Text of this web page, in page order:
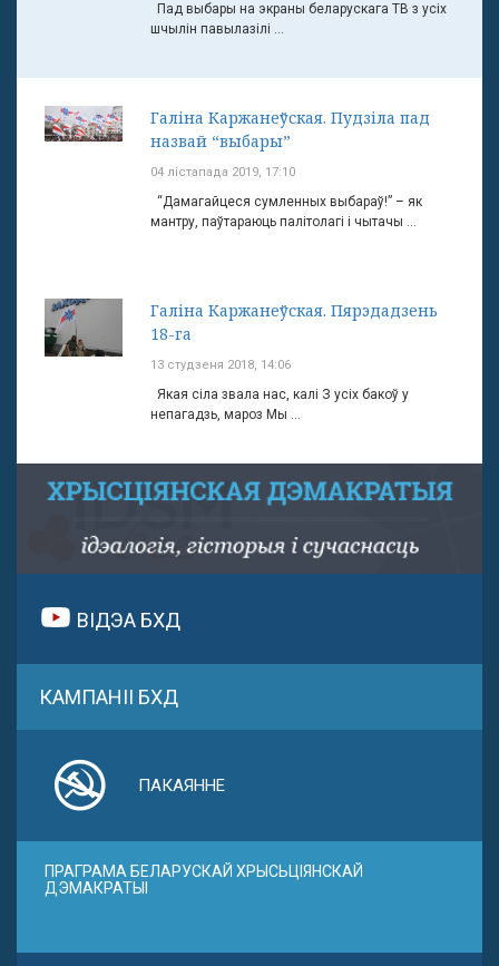
Пад выбары на экраны беларускага ТВ з усіх
шчылін павылазілі ...
Галіна Каржанеўская. Пудзіла пад
назвай “выбары”
04 лістапада 2019, 17:10
“Дамагайцеся сумленных выбараў!” – як
мантру, паўтараюць палітолагі і чытачы ...
Галіна Каржанеўская. Пярэдадзень
18-га
13 студзеня 2018, 14:06
Якая сіла звала нас, калі З усіх бакоў у
непагадзь, мароз Мы ...
ВІДЭА БХД
КАМПАНІІ БХД
ПАКАЯННЕ
ПРАГРАМА БЕЛАРУСКАЙ ХРЫСЬЦІЯНСКАЙ
ДЭМАКРАТЫІ